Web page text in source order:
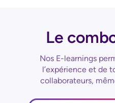
Le
Nos E-learnings
l’expérience et de
collaborateurs,